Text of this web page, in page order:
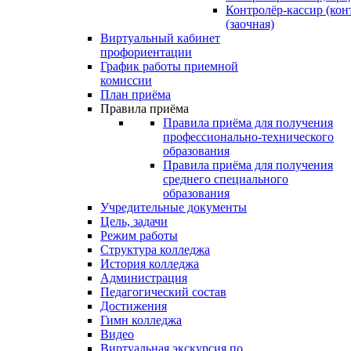
Контролёр-кассир
(заочная)
Виртуальный кабинет
профориентации
График работы приемной
комиссии
План приёма
Правила приёма
Правила приёма для получения
профессионально-технического
образования
Правила приёма для получения
среднего специального
образования
Учредительные документы
Цель, задачи
Режим работы
Структура колледжа
История колледжа
Администрация
Педагогический состав
Достижения
Гимн колледжа
Видео
Виртуальная экскурсия по